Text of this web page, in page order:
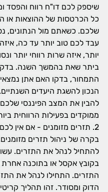
שיספק לכם דו"ח רווח והפסד
כל הכרטסות של ההוצאות או
שלכם. כשאתם מול הנתונים,
עבד לכם טוב יותר עד כה,
יותר, איזה שרות רווחי יותר
ביתר שאת בהמשך השנה.
התמחור, בדקו האם אתן
הנכון להשגת היעדים
להבין את המצב הפיננסי שלכם
ממוקדים בפעילות הרווחית
2. תזרים מזומנים - אם אין
בקרה של ניהול תזרים
להתחיל לנהל את התזרים.
בקובץ אקסל או בתוכנה אחרת
התזרים. התחילו לנהל את
הדוק ומסודר. זהו תהליך